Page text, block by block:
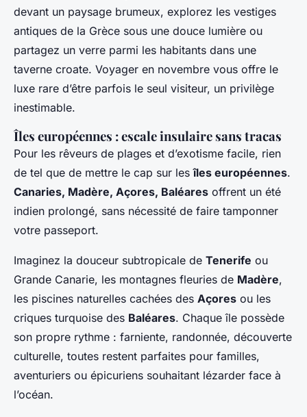
devant un paysage brumeux, explorez les vestiges
antiques de la Grèce sous une douce lumière ou
partagez un verre parmi les habitants dans une
taverne croate. Voyager en novembre vous offre le
luxe rare d’être parfois le seul visiteur, un privilège
inestimable.
Îles européennes : escale insulaire sans tracas
Pour les rêveurs de plages et d’exotisme facile, rien
de tel que de mettre le cap sur lesîles européennes.
Canaries, Madère, Açores, Baléares offrent un été
indien prolongé, sans nécessité de faire tamponner
votre passeport.
Imaginez la douceur subtropicale de Tenerife ou
Grande Canarie, les montagnes fleuries de Madère,
les piscines naturelles cachées des Açores ou les
criques turquoise des Baléares. Chaque île possède
son propre rythme : farniente, randonnée, découverte
culturelle, toutes restent parfaites pour familles,
aventuriers ou épicuriens souhaitant lézarder face à
l’océan.